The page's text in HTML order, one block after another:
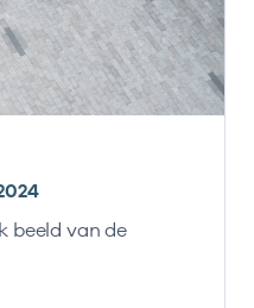
beeld van de